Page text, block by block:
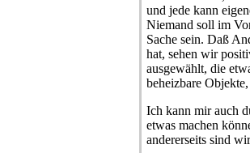
und jede kann
Niemand soll im
Sache sein. Daß
hat, sehen wir
ausgewählt, die
beheizbare
Ich kann mir auch
etwas machen
andererseits sind